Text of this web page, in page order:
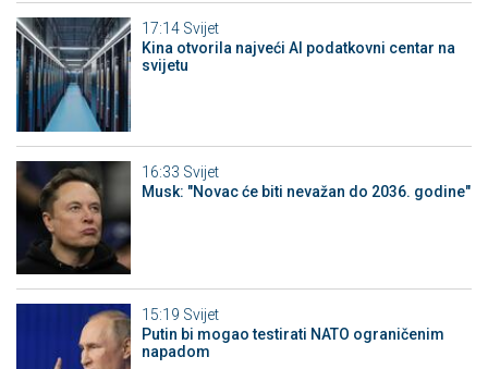
17:14 Svijet
Kina otvorila najveći AI podatkovni centar na
svijetu
16:33 Svijet
Musk: "Novac će biti nevažan do 2036. godine"
15:19 Svijet
Putin bi mogao testirati NATO ograničenim
napadom